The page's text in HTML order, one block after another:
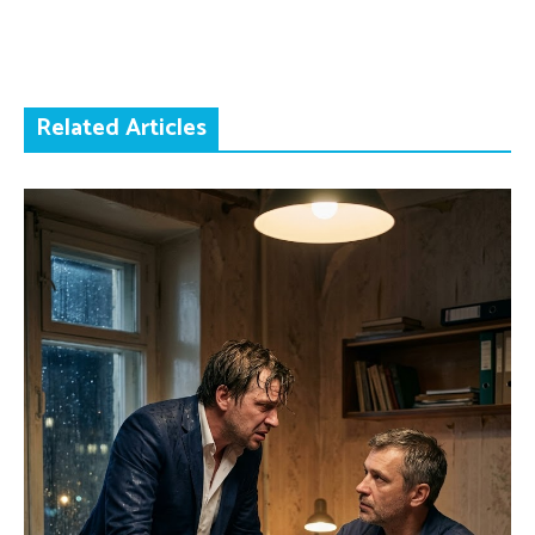
Related Articles